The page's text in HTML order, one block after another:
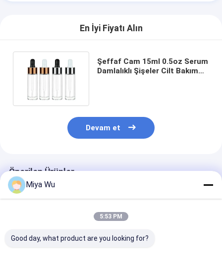
En İyi Fiyatı Alın
Şeffaf Cam 15ml 0.5oz Serum
Damlalıklı Şişeler Cilt Bakım
Devam et
Önerilen Ürünler
Miya Wu
5:53 PM
Good day, what product are you looking for?